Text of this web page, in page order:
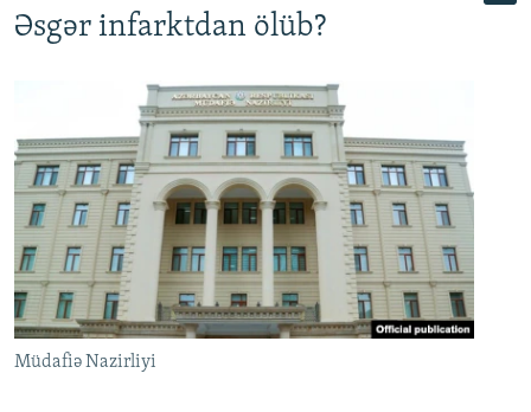
Əsgər infarktdan ölüb?
Müdafiə Nazirliyi